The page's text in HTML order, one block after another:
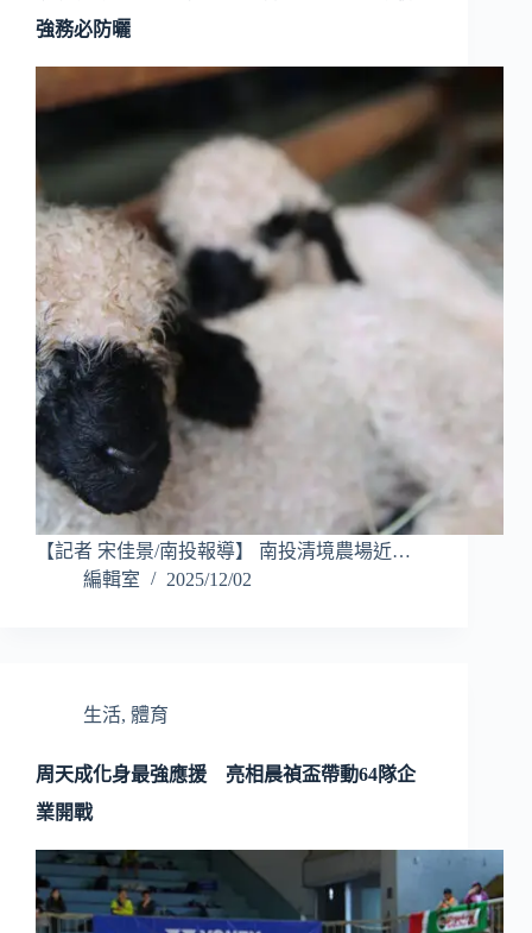
強務必防曬
【記者 宋佳景/南投報導】 南投清境農場近…
編輯室
2025/12/02
生活, 體育
周天成化身最強應援 亮相晨禎盃帶動64隊企
業開戰